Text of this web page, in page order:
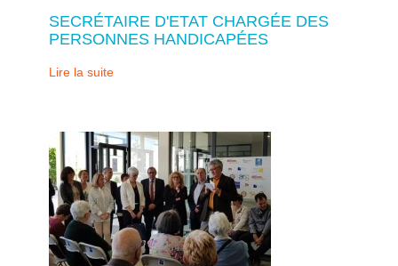
SECRÉTAIRE D'ETAT CHARGÉE DES
PERSONNES HANDICAPÉES
Lire la suite